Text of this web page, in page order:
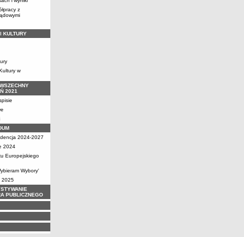
z
KULTURY
w
2021
2024-2027
2024
Europejskiego
Wybory'
2025
PUBLICZNEGO